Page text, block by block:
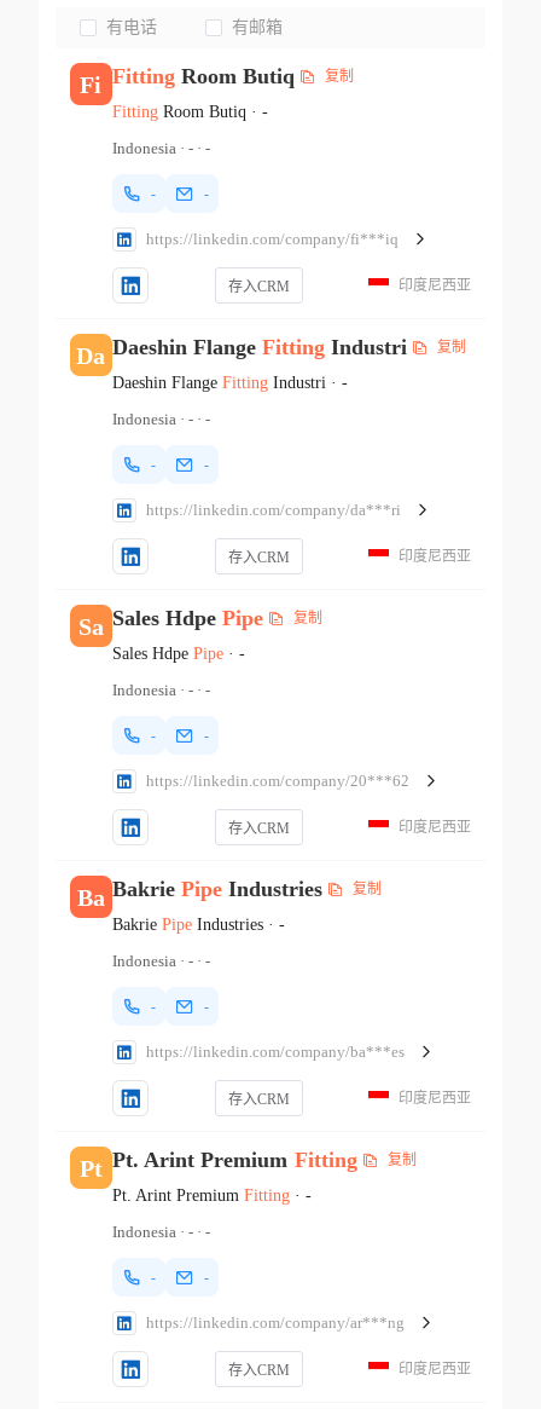
有电话 有邮箱
Fi FittingRoom Butiq 复制
FittingRoom Butiq · -
Indonesia· -· -
- -
https://linkedin.com/company/fi***iq
存入CRM 印度尼西亚
Da Daeshin Flange FittingIndustri 复制
Daeshin Flange FittingIndustri· -
Indonesia· -· -
- -
https://linkedin.com/company/da***ri
存入CRM 印度尼西亚
Sa Sales Hdpe Pipe 复制
Sales Hdpe Pipe· -
Indonesia· -· -
- -
https://linkedin.com/company/20***62
存入CRM 印度尼西亚
Ba Bakrie PipeIndustries 复制
Bakrie PipeIndustries· -
Indonesia· -· -
- -
https://linkedin.com/company/ba***es
存入CRM 印度尼西亚
Pt Pt. Arint Premium Fitting 复制
Pt. Arint Premium Fitting· -
Indonesia· -· -
- -
https://linkedin.com/company/ar***ng
存入CRM 印度尼西亚